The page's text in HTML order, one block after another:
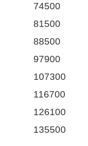
74500
81500
88500
97900
107300
116700
126100
135500